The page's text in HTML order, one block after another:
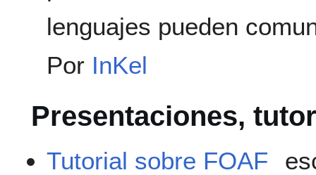
lenguajes pueden
Por InKel
Presentaciones,
Tutorial sobre FOAF